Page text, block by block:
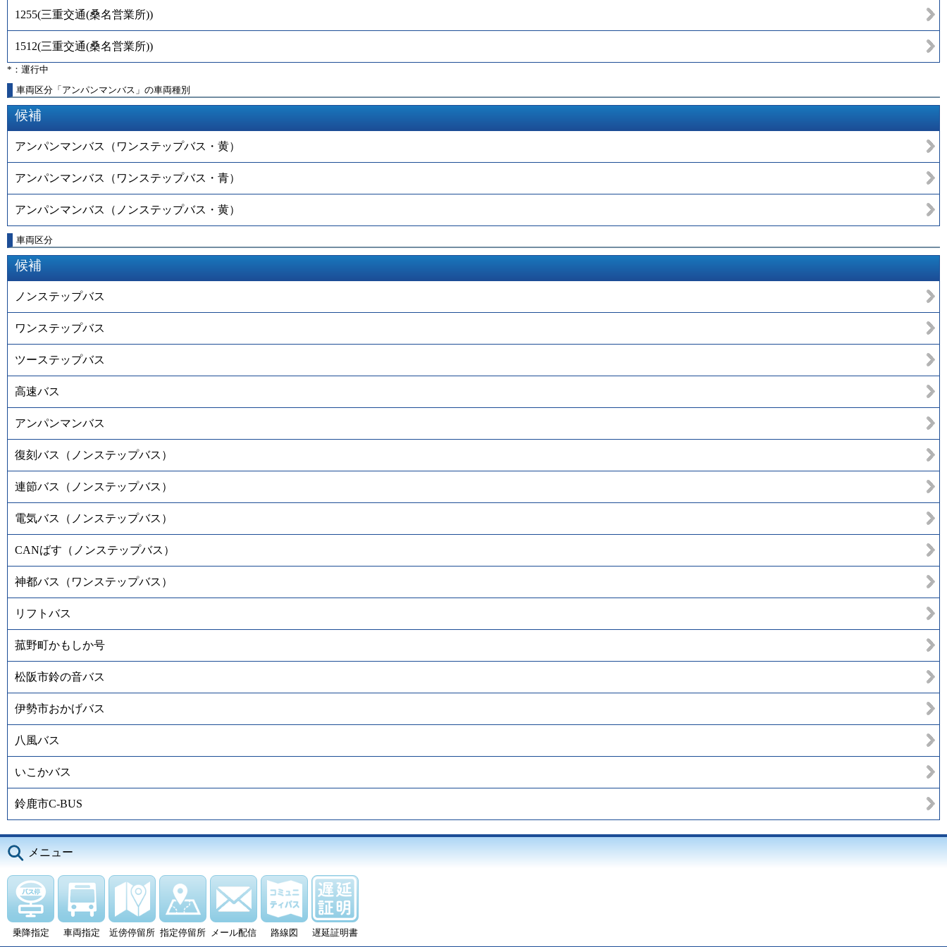
1255(三重交通(桑名営業所))
1512(三重交通(桑名営業所))
*：運行中
車両区分「アンパンマンバス」の車両種別
候補
アンパンマンバス（ワンステップバス・黄）
アンパンマンバス（ワンステップバス・青）
アンパンマンバス（ノンステップバス・黄）
車両区分
候補
ノンステップバス
ワンステップバス
ツーステップバス
高速バス
アンパンマンバス
復刻バス（ノンステップバス）
連節バス（ノンステップバス）
電気バス（ノンステップバス）
CANばす（ノンステップバス）
神都バス（ワンステップバス）
リフトバス
菰野町かもしか号
松阪市鈴の音バス
伊勢市おかげバス
八風バス
いこかバス
鈴鹿市C-BUS
メニュー
乗降指定 車両指定 近傍停留所 指定停留所 メール配信 路線図 遅延証明書